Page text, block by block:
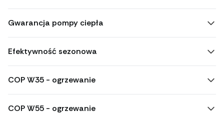
Gwarancja pompy ciepła
Efektywność sezonowa
COP W35 - ogrzewanie
COP W55 - ogrzewanie